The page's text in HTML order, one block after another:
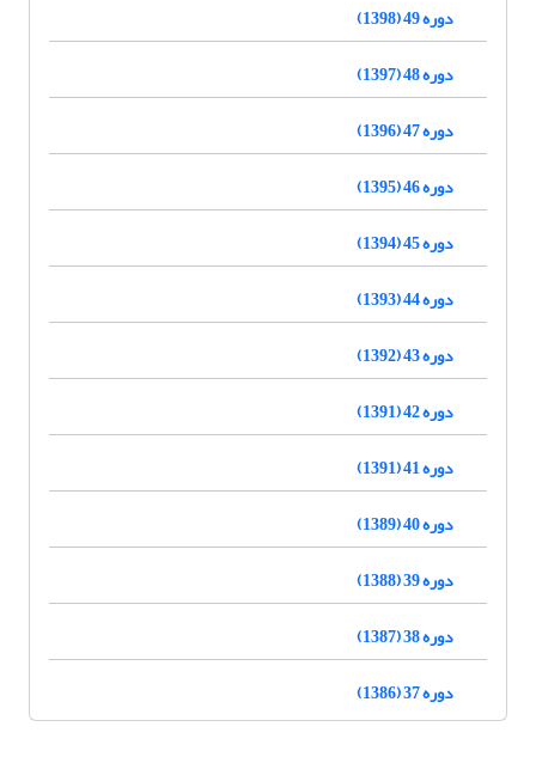
دوره 49 (1398)
دوره 48 (1397)
دوره 47 (1396)
دوره 46 (1395)
دوره 45 (1394)
دوره 44 (1393)
دوره 43 (1392)
دوره 42 (1391)
دوره 41 (1391)
دوره 40 (1389)
دوره 39 (1388)
دوره 38 (1387)
دوره 37 (1386)